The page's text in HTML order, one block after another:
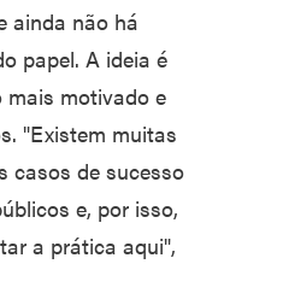
ainda não há
papel. A ideia é
mais motivado e
"Existem muitas
casos de sucesso
e, por isso,
a prática aqui",